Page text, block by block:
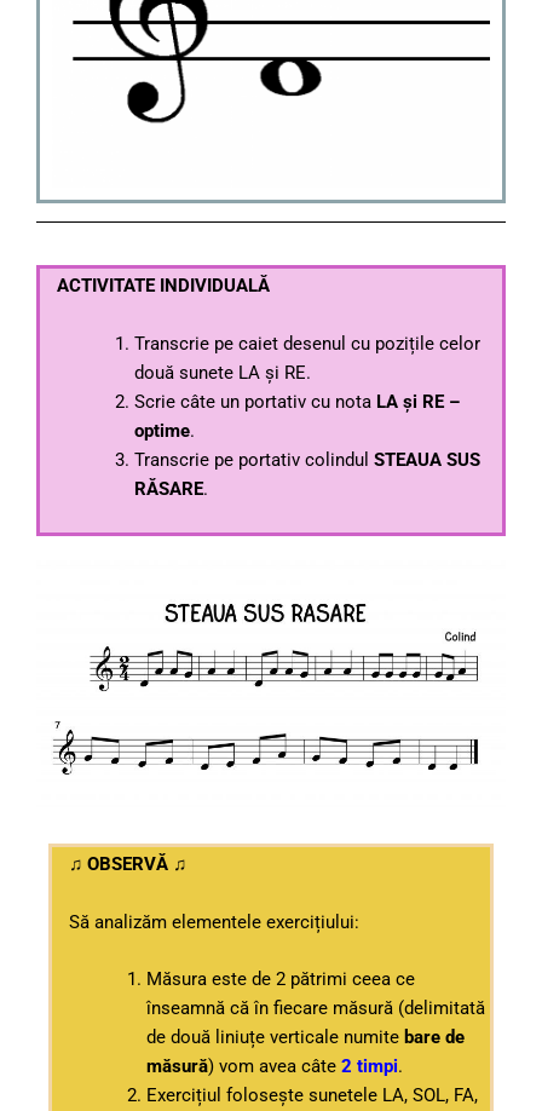
ACTIVITATE INDIVIDUALĂ
Transcrie pe caiet desenul cu pozițile celor
două sunete LA și RE.
Scrie câte un portativ cu nota LA și RE –
optime.
Transcrie pe portativ colindul STEAUA SUS
RĂSARE.
♫ OBSERVĂ ♫
Să analizăm elementele exercițiului:
Măsura este de 2 pătrimi ceea ce
înseamnă că în fiecare măsură (delimitată
de două liniuțe verticale numite bare de
măsură) vom avea câte 2 timpi.
Exercițiul folosește sunetele LA, SOL, FA,